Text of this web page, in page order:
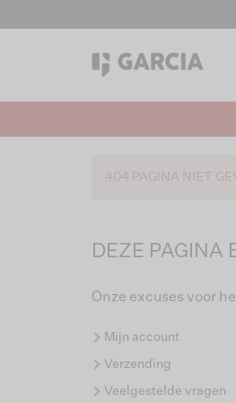
404 PAGINA NIET
DEZE PAGINA
Onze excuses voor
Mijn account
Verzending
Veelgestelde vragen